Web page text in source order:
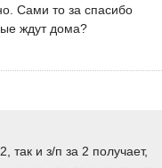
Сами то за спасибо
ждут дома?
так и з/п за 2 получает,